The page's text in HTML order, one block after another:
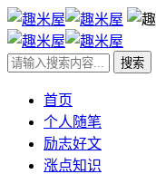
首页
个人随笔
励志好文
涨点知识